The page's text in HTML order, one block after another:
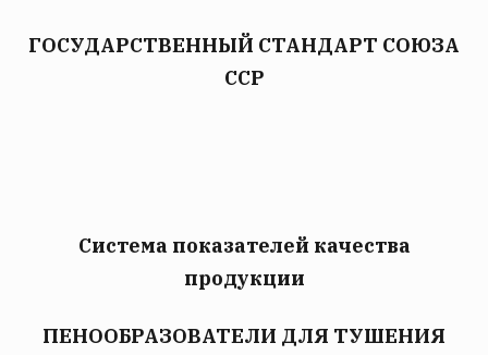
ГОСУДАРСТВЕННЫЙ СТАНДАРТ СОЮЗА
ССР
Система показателей качества
продукции
ПЕНООБРАЗОВАТЕЛИ ДЛЯ ТУШЕНИЯ